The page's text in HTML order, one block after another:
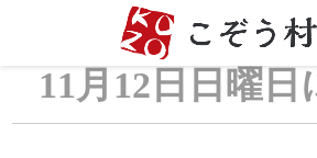
> 11月12日日曜日について
11月12日日曜日